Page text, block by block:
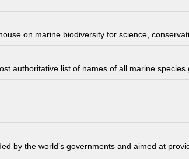
on marine biodiversity for science,
authoritative list of names of all marine species
by the world’s governments and aimed at